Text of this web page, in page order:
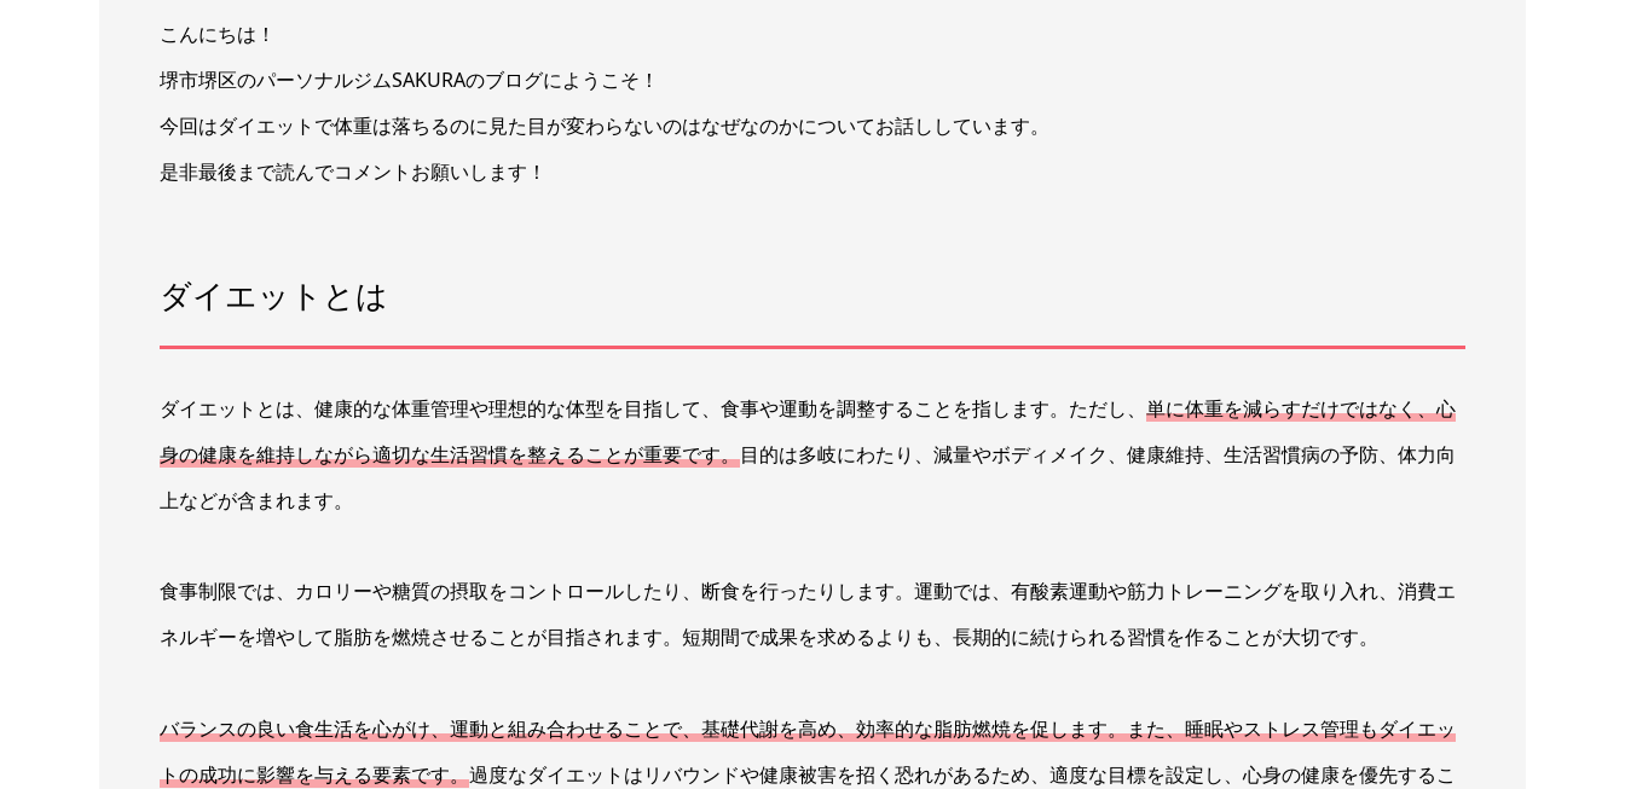
こんにちは！
堺市堺区のパーソナルジムSAKURAのブログにようこそ！
今回はダイエットで体重は落ちるのに見た目が変わらないのはなぜなのかについてお話ししています。
是非最後まで読んでコメントお願いします！
ダイエットとは
ダイエットとは、健康的な体重管理や理想的な体型を目指して、食事や運動を調整することを指します。ただし、 単に体重を減らすだけではなく、心
身の健康を維持しながら適切な生活習慣を整えることが重要です。目的は多岐にわたり、減量やボディメイク、健康維持、生活習慣病の予防、体力向
上などが含まれます。
食事制限では、カロリーや糖質の摂取をコントロールしたり、断食を行ったりします。運動では、有酸素運動や筋力トレーニングを取り入れ、消費エ
ネルギーを増やして脂肪を燃焼させることが目指されます。短期間で成果を求めるよりも、長期的に続けられる習慣を作ることが大切です。
バランスの良い食生活を心がけ、運動と組み合わせることで、基礎代謝を高め、効率的な脂肪燃焼を促します。また、睡眠やストレス管理もダイエッ
トの成功に影響を与える要素です。過度なダイエットはリバウンドや健康被害を招く恐れがあるため、適度な目標を設定し、心身の健康を優先するこ